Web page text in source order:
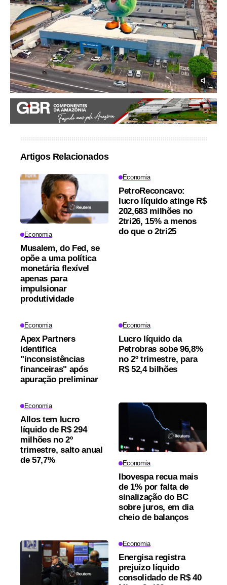
Artigos Relacionados
Economia
Musalem, do Fed, se
opõe a uma política
monetária flexível
apenas para
impulsionar
produtividade
Economia
PetroReconcavo:
lucro líquido atinge R$
202,683 milhões no
2tri26, 15% a menos
do que o 2tri25
Economia
Apex Partners
identifica
"inconsistências
financeiras" após
apuração preliminar
Economia
Lucro líquido da
Petrobras sobe 96,8%
no 2º trimestre, para
R$ 52,4 bilhões
Economia
Allos tem lucro
líquido de R$ 294
milhões no 2º
trimestre, salto anual
de 57,7%
Economia
Ibovespa recua mais
de 1% por falta de
sinalização do BC
sobre juros, em dia
cheio de balanços
Economia
Energisa registra
prejuízo líquido
consolidado de R$ 40